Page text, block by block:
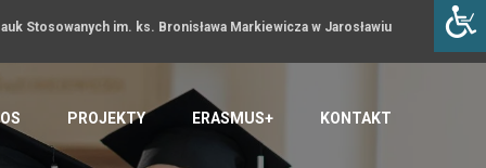
Stosowanych im. ks. Bronisława Markiewicza w Jarosławiu
PROJEKTY ERASMUS+ KONTAKT